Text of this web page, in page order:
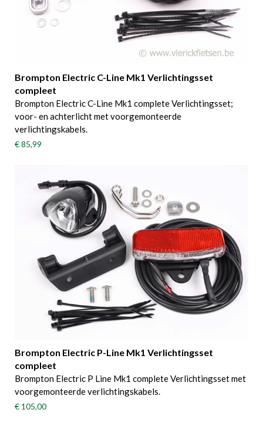
Brompton Electric C-Line Mk1 Verlichtingsset
compleet
Brompton Electric C-Line Mk1 complete Verlichtingsset;
voor- en achterlicht met voorgemonteerde
verlichtingskabels.
€ 85,99
Brompton Electric P-Line Mk1 Verlichtingsset
compleet
Brompton Electric P Line Mk1 complete Verlichtingsset met
voorgemonteerde verlichtingskabels.
€ 105,00